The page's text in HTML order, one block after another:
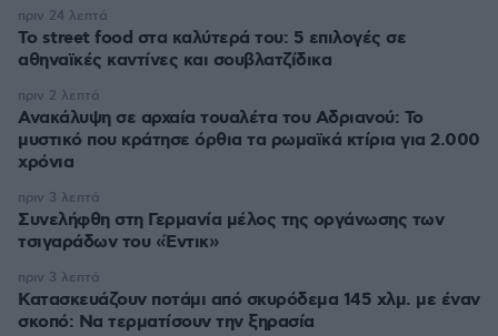
Το street food στα καλύτερά του: 5 επιλογές σε
αθηναϊκές καντίνες και σουβλατζίδικα
πριν 24 λεπτά
Ανακάλυψη σε αρχαία τουαλέτα του Αδριανού: Το
μυστικό που κράτησε όρθια τα ρωμαϊκά κτίρια για 2.000
χρόνια
πριν 2 λεπτά
Συνελήφθη στη Γερμανία μέλος της οργάνωσης των
τσιγαράδων του «Έντικ»
πριν 3 λεπτά
Κατασκευάζουν ποτάμι από σκυρόδεμα 145 χλμ. με έναν
σκοπό: Να τερματίσουν την ξηρασία
πριν 3 λεπτά